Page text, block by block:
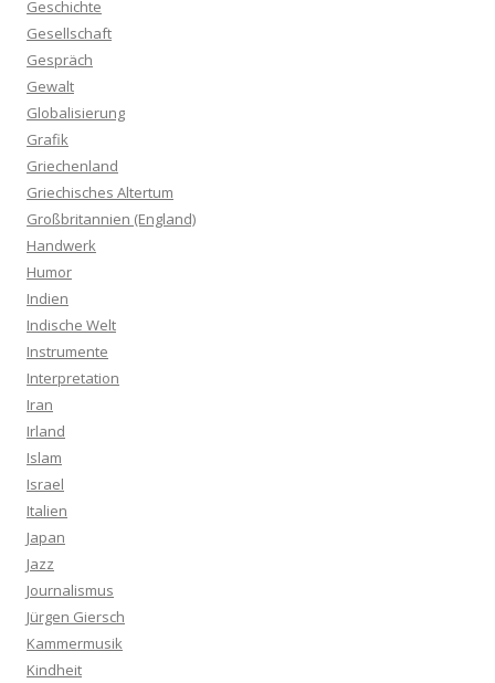
Geschichte
Gesellschaft
Gespräch
Gewalt
Globalisierung
Grafik
Griechenland
Griechisches Altertum
Großbritannien (England)
Handwerk
Humor
Indien
Indische Welt
Instrumente
Interpretation
Iran
Irland
Islam
Israel
Italien
Japan
Jazz
Journalismus
Jürgen Giersch
Kammermusik
Kindheit